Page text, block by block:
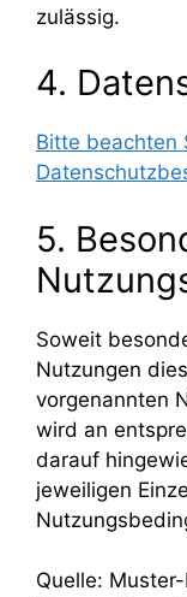
zulässig.
4.
Bitte beachten
5.
Soweit
Nutzungen
vorgenannten
wird an
darauf
jeweiligen
Quelle: